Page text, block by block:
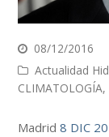
08/12/2016
Actualidad
CLIMATOLOGÍA,
Madrid8 DIC